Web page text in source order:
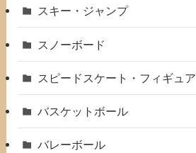
スキー・ジャンプ
スノーボード
スピードスケート・フィギュア
バスケットボール
バレーボール